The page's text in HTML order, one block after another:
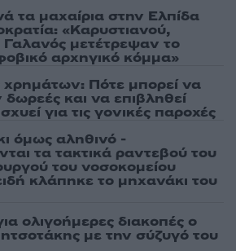
τα μαχαίρια στην Ελπίδα
«Καρυστιανού,
Γαλανός μετέτρεψαν το
αρχηγικό κόμμα»
Πότε μπορεί να
και να επιβληθεί
για τις γονικές παροχές
όμως αληθινό -
τα τακτικά ραντεβού του
του νοσοκομείου
κλάπηκε το μηχανάκι του
ολιγοήμερες διακοπές ο
με την σύζυγό του